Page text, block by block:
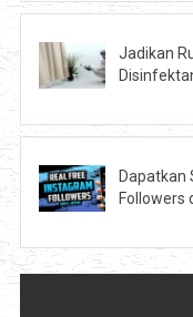
Jadikan
Dapatkan
Followers